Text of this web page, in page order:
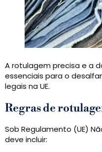
A rotulagem precisa e a
essenciais para o
legais na UE.
Regras de
Sob Regulamento (UE)
deve incluir: